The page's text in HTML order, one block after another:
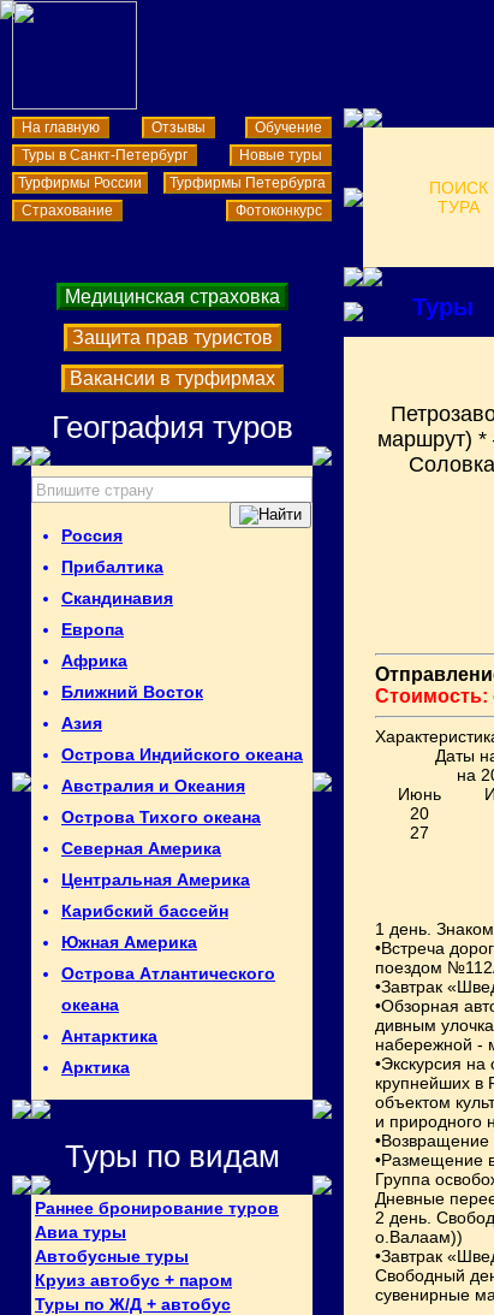
На главную Отзывы
Обучение
Туры в Санкт-Петербург
Новые туры
Турфирмы России
Турфирмы Петербурга
Страхование
Фотоконкурс
ПОИСК
ТУРА
Медицинская страховка
Защита прав туристов
Вакансии в турфирмах
География туров
Россия
Прибалтика
Скандинавия
Европа
Африка
Ближний Восток
Азия
Острова Индийского океана
Австралия и Океания
Острова Тихого океана
Северная Америка
Центральная Америка
Карибский бассейн
Южная Америка
Острова Атлантического
океана
Антарктика
Арктика
Туры по видам
Раннее бронирование туров
Авиа туры
Автобусные туры
Круиз автобус + паром
Туры по Ж/Д + автобус
Туры
маршрут) *
Стоимость:
Даты
на
Июнь
20
27
1 день.
•Встреча
поездом
•Завтрак
•Обзорная
дивным
набережной -
•Экскурсия
крупнейших в
объектом
и природного
•Возвращение
•Размещение
Группа
Дневные
2 день.
о.Валаам))
•Завтрак
Свободный
сувенирные